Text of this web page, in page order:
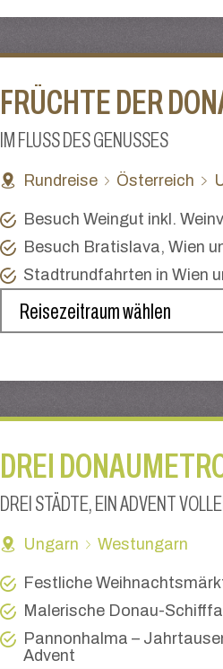
FRÜCHTE DER
IM FLUSS DES GENUSSES
Rundreise Österreich
Besuch Weingut inkl.
Besuch Bratislava, Wien
Stadtrundfahrten in Wien
DREI
DREI STÄDTE, EIN ADVENT
Ungarn
Westungarn
Festliche
Malerische Donau-
Pannonhalma –
Advent